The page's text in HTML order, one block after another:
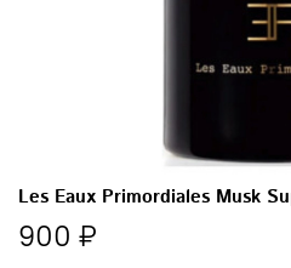
Les Eaux Primordiales Musk
900 ₽